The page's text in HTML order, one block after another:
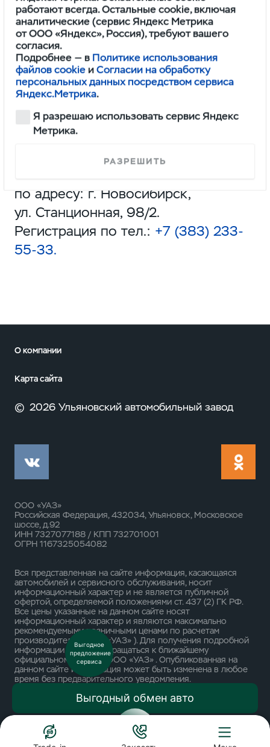
И, конечно,ГЛАВНЫЙ ПРИЗ —
ПАЛАТКА с надувным каркасом!
ПОКАЖИТЕ ВСЕМ СВОЙ
СИБИРСКИЙ ДУХ!
Официальный дилер УАЗ — ЛУНА
по адресу: г. Новосибирск,
ул. Станционная, 98/2.
Регистрация по тел.: +7 (383) 233-
55-33.
О компании
Карта сайта
© 2026 Ульяновский автомобильный завод
ООО «УАЗ»
Российская Федерация, 432034, Ульяновск, Московское
шоссе, д.92
ИНН 7327077188 / КПП 732701001
ОГРН 1167325054082
Вся представленная на сайте информация, касающаяся
автомобилей и сервисного обслуживания, носит
информационный характер и не является публичной
офертой, определяемой положениями ст. 437 (2) ГК РФ.
Все цены указанные на данном сайте носят
информационный характер и являются максимально
рекомендуемыми розничными ценами по расчетам
производителя ( ООО «УАЗ» ). Для получения подробной
информации просьба обращаться к ближайшему
официальному дилеру ООО «УАЗ» . Опубликованная на
данном сайте информация может быть изменена в любое
время без предварительного уведомления.
работают всегда. Остальные cookie, включая
аналитические (сервис Яндекс Метрика
от ООО «Яндекс», Россия), требуют вашего
согласия.
Подробнее — в Политике использования
файлов cookie иСогласии на обработку
персональных данных посредством сервиса
Яндекс.Метрика.
Я разрешаю использовать сервис Яндекс
Метрика.
РАЗРЕШИТЬ
Выгодное
предложение
сервиса
Выгодный обмен авто